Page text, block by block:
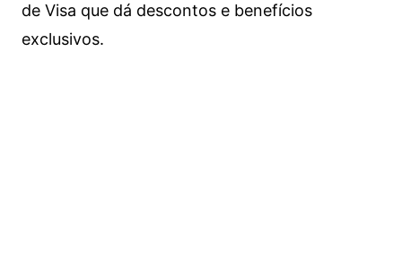
de Visa que dá descontos e benefícios
exclusivos.